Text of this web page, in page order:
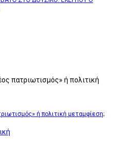
ή πολιτική μεταμφίεση;